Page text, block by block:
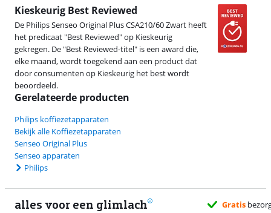
Kieskeurig Best Reviewed
De Philips Senseo Original Plus CSA210/60 Zwart heeft
het predicaat "Best Reviewed" op Kieskeurig
gekregen. De "Best Reviewed-titel" is een award die,
elke maand, wordt toegekend aan een product dat
door consumenten op Kieskeurig het best wordt
beoordeeld.
Gerelateerde producten
Philips koffiezetapparaten
Bekijk alle Koffiezetapparaten
Senseo Original Plus
Senseo apparaten
Philips
alles voor een glimlach